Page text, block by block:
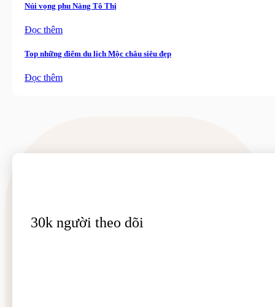
Núi vọng phu Nàng Tô Thị
Đọc thêm
Top những điểm du lịch Mộc châu siêu đẹp
Đọc thêm
30k người theo dõi